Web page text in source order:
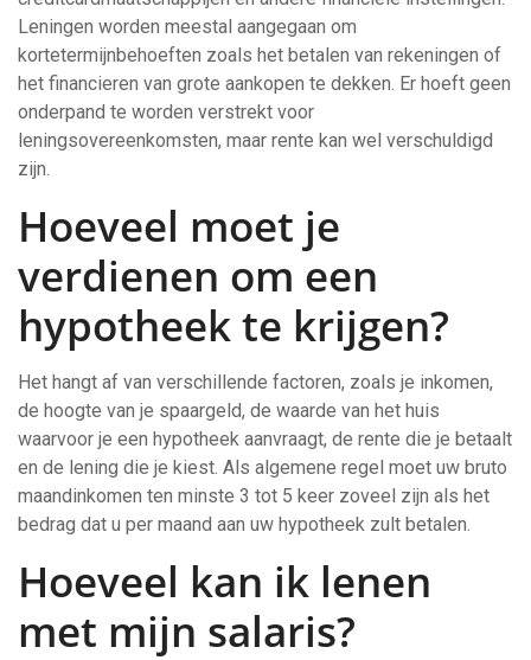
Leningen worden meestal aangegaan om
kortetermijnbehoeften zoals het betalen van rekeningen of
het financieren van grote aankopen te dekken. Er hoeft geen
onderpand te worden verstrekt voor
leningsovereenkomsten, maar rente kan wel verschuldigd
zijn.
Hoeveel moet je
verdienen om een
hypotheek te krijgen?
Het hangt af van verschillende factoren, zoals je inkomen,
de hoogte van je spaargeld, de waarde van het huis
waarvoor je een hypotheek aanvraagt, de rente die je betaalt
en de lening die je kiest. Als algemene regel moet uw bruto
maandinkomen ten minste 3 tot 5 keer zoveel zijn als het
bedrag dat u per maand aan uw hypotheek zult betalen.
Hoeveel kan ik lenen
met mijn salaris?